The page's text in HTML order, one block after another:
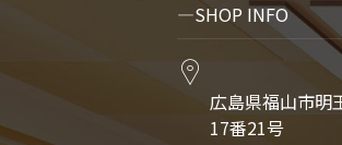
SHOP INFO
広島県福山市明
17番21号